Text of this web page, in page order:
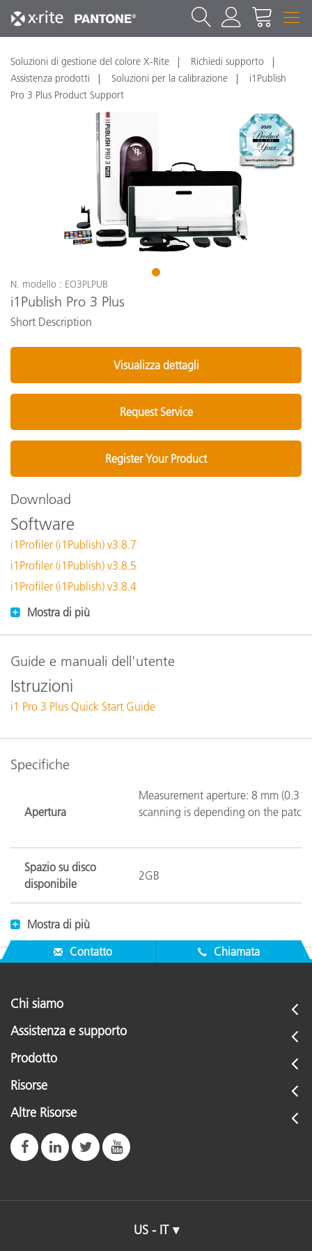
Soluzioni di gestione del colore X-Rite
Richiedi supporto
Assistenza prodotti
Soluzioni per la calibrazione
i1Publish
Pro 3 Plus Product Support
1
N. modello : EO3PLPUB
i1Publish Pro 3 Plus
Short Description
Visualizza dettagli
Request Service
Register Your Product
Download
Software
i1Profiler (i1Publish) v3.8.7
i1Profiler (i1Publish) v3.8.5
i1Profiler (i1Publish) v3.8.4
Mostra di più
Guide e manuali dell'utente
Istruzioni
i1 Pro 3 Plus Quick Start Guide
Specifiche
Apertura
Measurement aperture: 8 mm
scanning is depending on the patch
Spazio su disco
disponibile
2GB
Calibrazione
Interfaccia di
Dimensioni
larghezza, altezza)
i1Pro device: 162 mm x 69 mm x
Livello di
Mostra di più
Contatto
Chiamata
Chi siamo
Assistenza e supporto
Prodotto
Risorse
Altre Risorse
US - IT